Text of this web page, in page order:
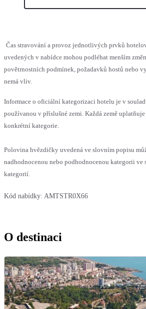
Čas stravování a provoz jednotlivých prvků
uvedených v nabídce mohou podléhat menším
povětrnostních podmínek, požadavků hostů nebo
nemá vliv.
Informace o oficiální kategorizaci hotelu je v
používanou v příslušné zemi. Každá země
konkrétní kategorie.
Polovina hvězdičky uvedená ve slovním popisu
nadhodnocenou nebo podhodnocenou kategorii
kategorií.
Kód nabídky: AMTSTR0X66
O destinaci